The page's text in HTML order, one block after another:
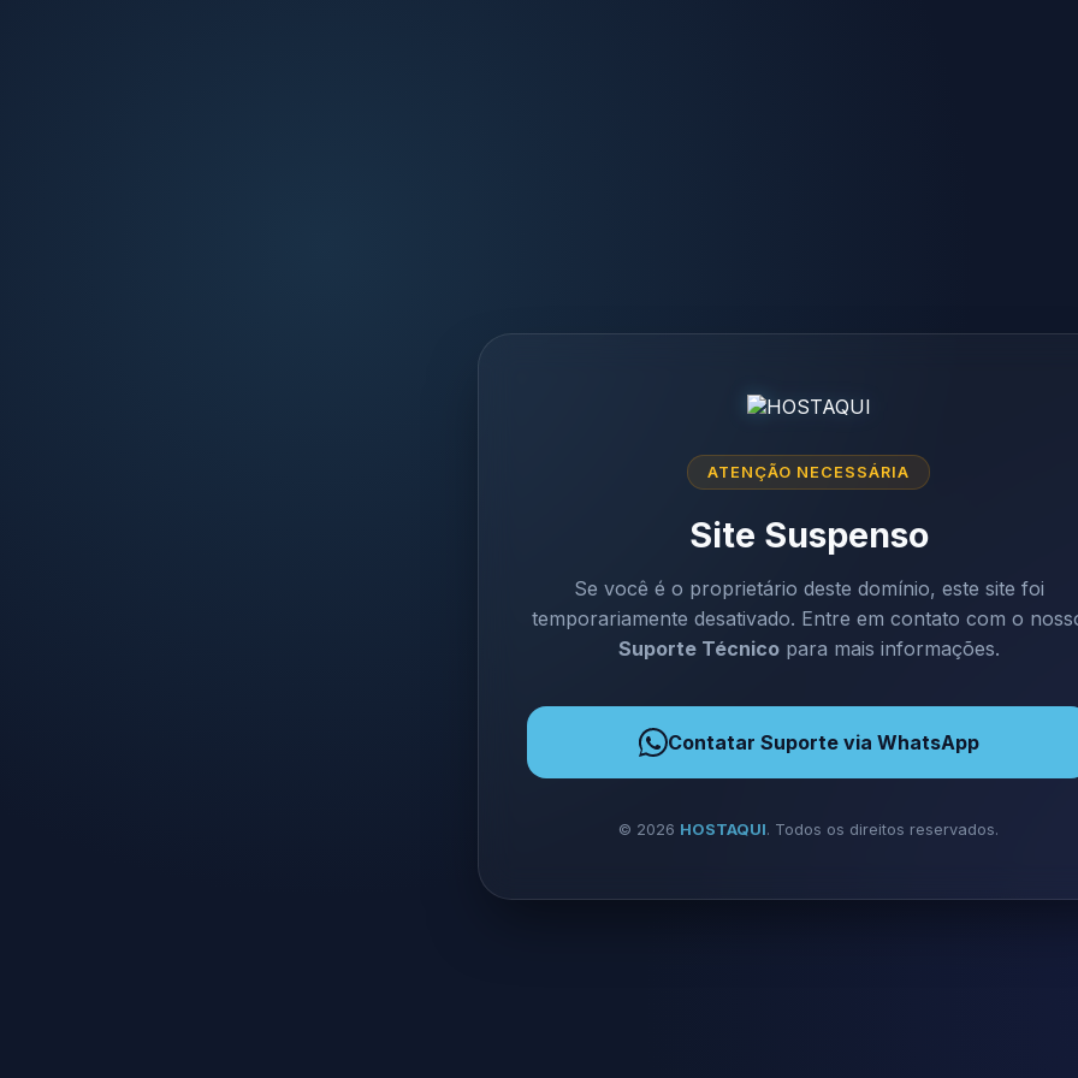
ATENÇÃO NECESSÁRIA
Site Suspenso
Se você é o proprietário deste domínio, este site foi
temporariamente desativado. Entre em contato com o
Suporte Técnicopara mais informações.
Contatar Suporte via WhatsApp
© 2026 HOSTAQUI. Todos os direitos reservados.